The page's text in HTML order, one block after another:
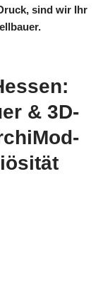
sind wir Ihr
& 3D-